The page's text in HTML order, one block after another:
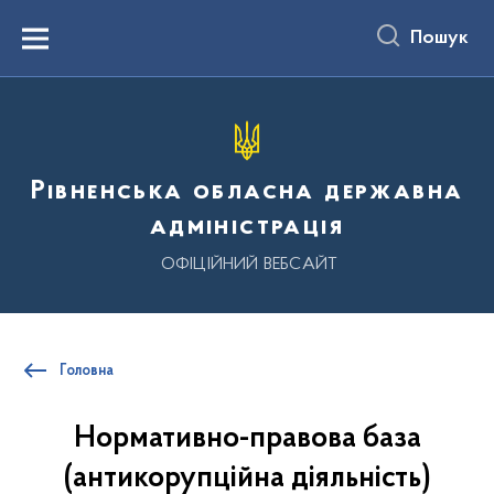
вмістуMenu Пошук
Рівненська обласна державна
адміністрація
ОФІЦІЙНИЙ ВЕБСАЙТ
Головна
Нормативно-правова база
(антикорупційна діяльність)